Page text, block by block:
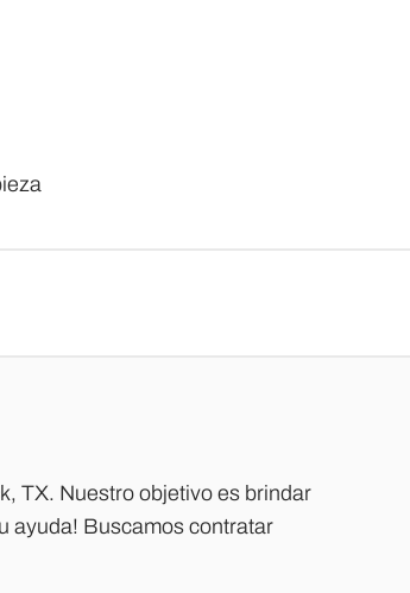
TX. Nuestro objetivo es brindar
ayuda! Buscamos contratar